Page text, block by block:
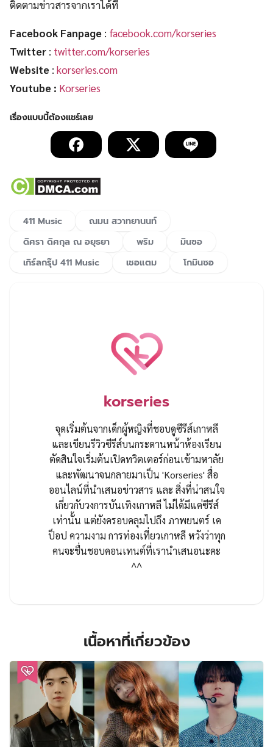
ติดตามข่าวสารจากเราได้ที่
Facebook Fanpage : facebook.com/korseries
Twitter : twitter.com/korseries
Website : korseries.com
Youtube : Korseries
411 Music
ณมน สวาทยานนท์
ดิศรา ดิศกุล ณ อยุธยา
พริม
มินซอ
เกิร์ลกรุ๊ป 411 Music
เชอแตม โกมินซอ
korseries
จุดเริ่มต้นจากเด็กผู้หญิงที่ชอบดูซีรีส์เกาหลี
และเขียนรีวิวซีรีส์บนกระดานหน้าห้องเรียน
ตัดสินใจเริ่มต้นเปิดทวิตเตอร์ก่อนเข้ามหาลัย
และพัฒนาจนกลายมาเป็น 'Korseries' สื่อ
ออนไลน์ที่นำเสนอข่าวสาร และ สิ่งที่น่าสนใจ
เกี่ยวกับวงการบันเทิงเกาหลี ไม่ได้มีแค่ซีรีส์
เท่านั้น แต่ยังครอบคลุมไปถึง ภาพยนตร์ เค
ป็อป ความงาม การท่องเที่ยวเกาหลี หวังว่าทุก
คนจะชื่นชอบคอนเทนต์ที่เรานำเสนอนะคะ
^^
เนื้อหาที่เกี่ยวข้อง